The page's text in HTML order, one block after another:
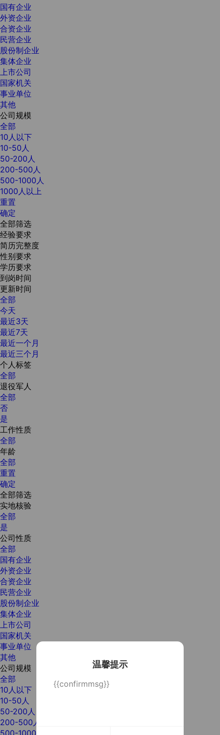
温馨提示
{{confirmmsg}}
国有企业
外资企业
合资企业
民营企业
股份制企业
集体企业
上市公司
国家机关
事业单位
其他
公司规模
全部
10人以下
10-50人
50-200人
200-500人
500-1000人
1000人以上
重置
确定
全部筛选
经验要求
简历完整度
性别要求
学历要求
到岗时间
更新时间
全部
今天
最近3天
最近7天
最近一个月
最近三个月
个人标签
全部
退役军人
全部
否
是
工作性质
全部
年龄
全部
重置
确定
全部筛选
实地核验
全部
是
公司性质
全部
国有企业
外资企业
合资企业
民营企业
股份制企业
集体企业
上市公司
国家机关
事业单位
其他
公司规模
全部
10人以下
10-50人
50-200人
200-500人
500-1000人